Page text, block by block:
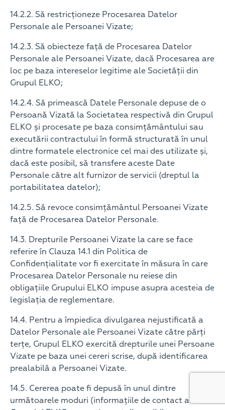
14.2.2. Să restricționeze Procesarea Datelor
Personale ale Persoanei Vizate;
14.2.3. Să obiecteze față de Procesarea Datelor
Personale ale Persoanei Vizate, dacă Procesarea are
loc pe baza intereselor legitime ale Societății din
Grupul ELKO;
14.2.4. Să primească Datele Personale depuse de o
Persoană Vizată la Societatea respectivă din Grupul
ELKO și procesate pe baza consimțământului sau
executării contractului în formă structurată în unul
dintre formatele electronice cel mai des utilizate și,
dacă este posibil, să transfere aceste Date
Personale către alt furnizor de servicii (dreptul la
portabilitatea datelor);
14.2.5. Să revoce consimțământul Persoanei Vizate
față de Procesarea Datelor Personale.
14.3. Drepturile Persoanei Vizate la care se face
referire în Clauza 14.1 din Politica de
Confidențialitate vor fi exercitate în măsura în care
Procesarea Datelor Personale nu reiese din
obligațiile Grupului ELKO impuse asupra acesteia de
legislația de reglementare.
14.4. Pentru a împiedica divulgarea nejustificată a
Datelor Personale ale Persoanei Vizate către părți
terțe, Grupul ELKO exercită drepturile unei Persoane
Vizate pe baza unei cereri scrise, după identificarea
prealabilă a Persoanei Vizate.
14.5. Cererea poate fi depusă în unul dintre
următoarele moduri (informațiile de contact ale